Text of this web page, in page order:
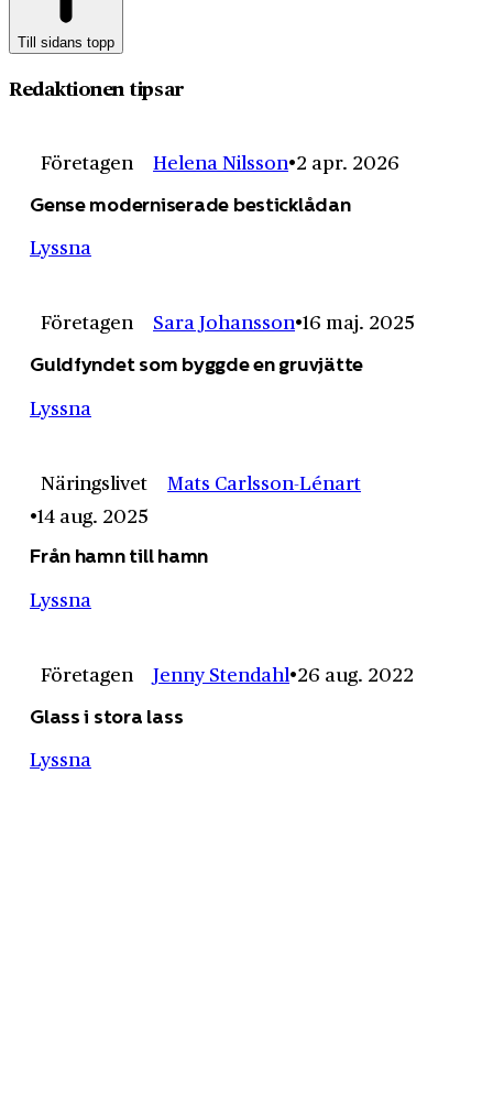
Till sidans topp
Redaktionen tipsar
Företagen Helena Nilsson 2 apr. 2026
Gense moderniserade besticklådan
Lyssna
Företagen Sara Johansson 16 maj. 2025
Guldfyndet som byggde en gruvjätte
Lyssna
Näringslivet
Mats Carlsson-Lénart
14 aug. 2025
Från hamn till hamn
Lyssna
Företagen Jenny Stendahl 26 aug. 2022
Glass i stora lass
Lyssna